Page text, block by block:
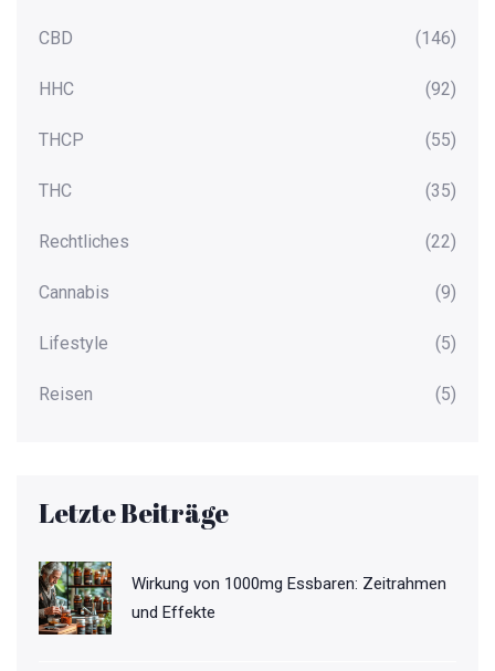
CBD (146)
HHC (92)
THCP (55)
THC (35)
Rechtliches (22)
Cannabis (9)
Lifestyle (5)
Reisen (5)
Letzte Beiträge
Wirkung von 1000mg Essbaren: Zeitrahmen
und Effekte